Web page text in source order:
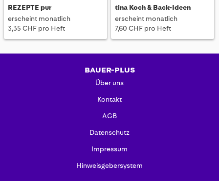
REZEPTE pur
erscheint monatlich
3,35 CHF pro Heft
tina Koch & Back-Ideen
erscheint monatlich
7,60 CHF pro Heft
BAUER-PLUS
Über uns
Kontakt
AGB
Datenschutz
Impressum
Hinweisgebersystem